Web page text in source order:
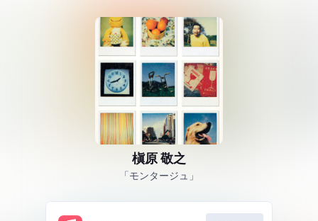
槇原 敬之
「モンタージュ」